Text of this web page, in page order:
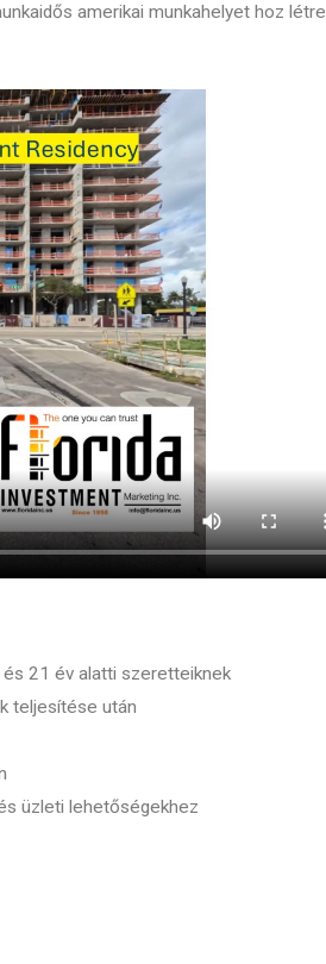
amerikai munkahelyet hoz létre
és 21 év alatti szeretteiknek
teljesítése után
üzleti lehetőségekhez